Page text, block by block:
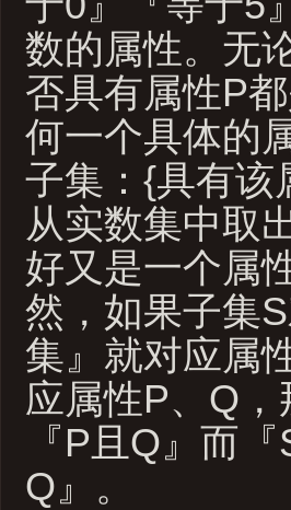
数的属性。无
否具有属性P
何一个具体的
子集：{具有该
从实数集中取
好又是一个属
然，如果子集
集』就对应属
应属性P、Q
『P且Q』而
Q』。